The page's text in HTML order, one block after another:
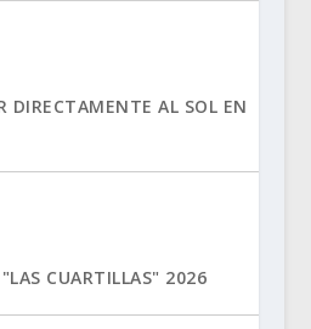
DIRECTAMENTE AL SOL EN
CUARTILLAS" 2026